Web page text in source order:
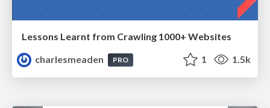
Lessons Learnt from Crawling 1000+ Websites
charlesmeaden
PRO 1 1.5k